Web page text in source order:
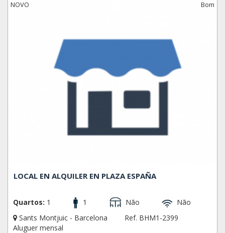
Olímpica, lugares para praticar escalada, tennis, o estadio
Durante a noite nao há nenhum problema em dar un
passeio, tomar algo em um bar, provar umas tapas,
enquanto disfruta do especáculo de luz e cores que
oferece a famosa fonte de Montjuic. Este bairro está
situado na parte Sudoeste da cidade e limita com o bairro
El Poble-sec, Hostafrancs, La Bordeta, La Font de la
Guatlla, La Marina de Port, La Marina del Prat Vermell,
NOVO Bom
LOCAL EN ALQUILER EN PLAZA ESPAÑA
Quartos: 1 1 Não
Não
Sants Montjuic - Barcelona
Ref. BHM1-2399
Aluguer mensal